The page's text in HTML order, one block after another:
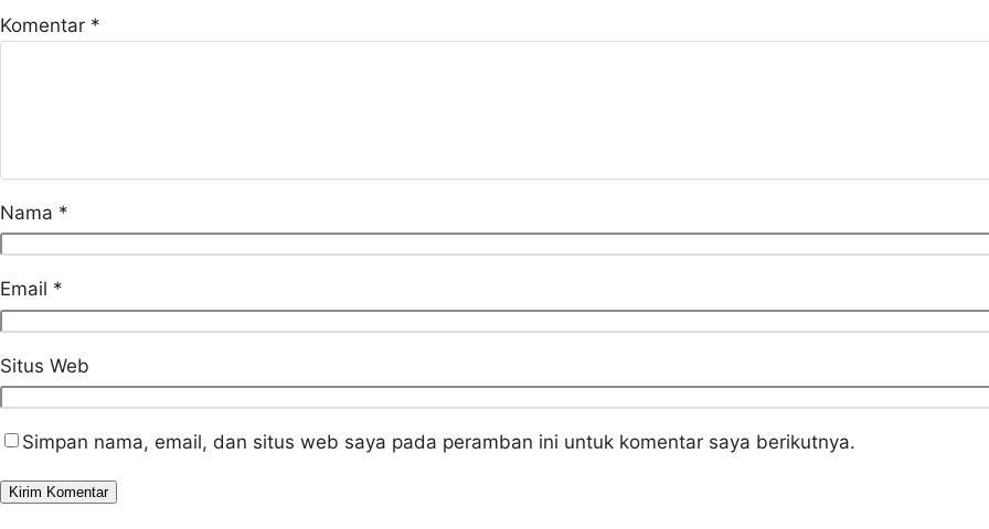
Komentar *
Nama *
Email *
Situs Web
Simpan nama, email, dan situs web saya pada peramban ini untuk komentar saya berikutnya.